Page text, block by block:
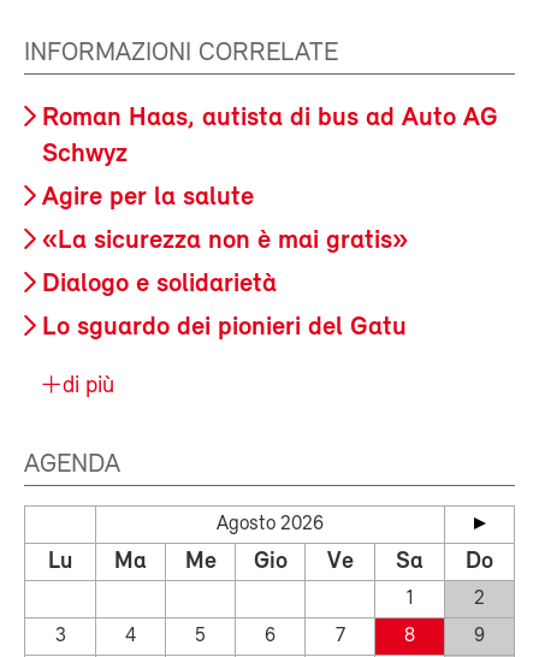
INFORMAZIONI CORRELATE
Roman Haas, autista di bus ad Auto AG
Schwyz
Agire per la salute
«La sicurezza non è mai gratis»
Dialogo e solidarietà
Lo sguardo dei pionieri del Gatu
di più
AGENDA
Agosto 2026
Lu Ma Me Gio Ve Sa Do
1
2
3
4 5 6 7 8
9